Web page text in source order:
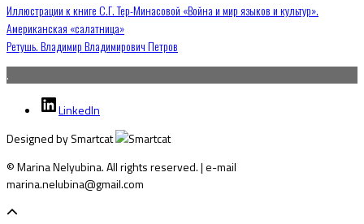
Иллюстрации к книге С.Г. Тер-Минасовой «Война и мир языков и культур».
Американская «салатница»
Ретушь. Владимир Владимирович Петров
.
LinkedIn
Designed by Smartcat
© Marina Nelyubina. All rights reserved. | e-mail
marina.nelubina@gmail.com